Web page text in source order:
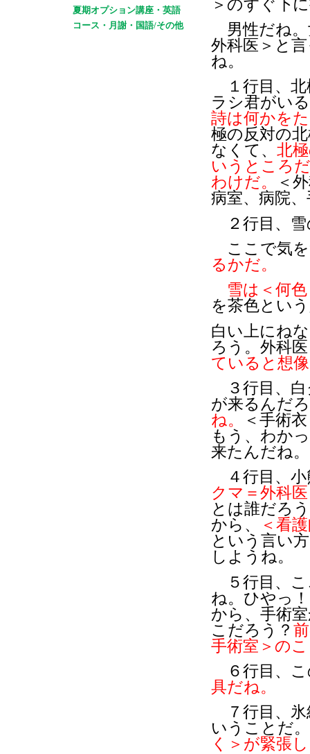
夏期オプション講座・英語
コース・月謝・国語/その他
＞のすぐ下
男性だね。
外科医＞と
ね。
１行目、北
ラシ君がい
詩は何かを
極の反対の
なくて、 北
いうところ
わけだ。
＜
病室、病院
２行目、雪
ここで気
るかだ。
雪は＜何
を茶色とい
白い上にね
ろう。外科
ていると想
３行目、白
が来るんだ
ね。
＜手術
もう、わか
来たんだね。
４行目、小
クマ＝外科
とは誰だろ
から、
＜看
という言い
しようね。
５行目、こ
ね。ひやっ
から、手術
こだろう？
手術室＞の
６行目、こ
具だね。
７行目、氷
いうことだ
く＞が緊張